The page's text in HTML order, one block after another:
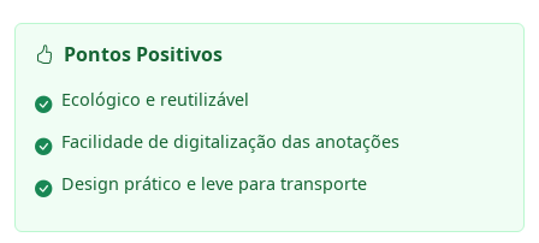
Pontos Positivos
Ecológico e reutilizável
Facilidade de digitalização das anotações
Design prático e leve para transporte